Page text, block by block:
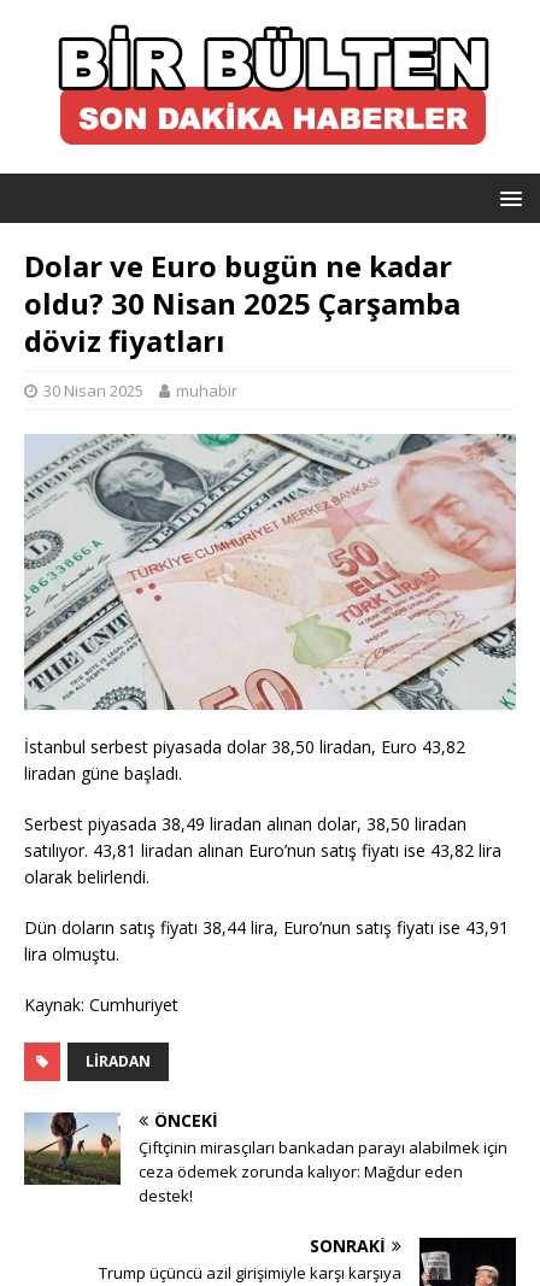
Dolar ve Euro bugün ne kadar
oldu? 30 Nisan 2025 Çarşamba
döviz fiyatları
30 Nisan 2025 muhabir
İstanbul serbest piyasada dolar 38,50 liradan, Euro 43,82
liradan güne başladı.
Serbest piyasada 38,49 liradan alınan dolar, 38,50 liradan
satılıyor. 43,81 liradan alınan Euro’nun satış fiyatı ise 43,82 lira
olarak belirlendi.
Dün doların satış fiyatı 38,44 lira, Euro’nun satış fiyatı ise 43,91
lira olmuştu.
Kaynak: Cumhuriyet
LIRADAN
ÖNCEKI
Çiftçinin mirasçıları bankadan parayı alabilmek için
ceza ödemek zorunda kalıyor: Mağdur eden
destek!
SONRAKI
Trump üçüncü azil girişimiyle karşı karşıya